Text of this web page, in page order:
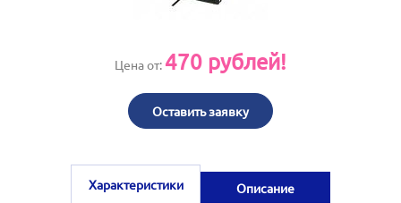
Цена от: 470 рублей!
Оставить заявку
Характеристики Описание